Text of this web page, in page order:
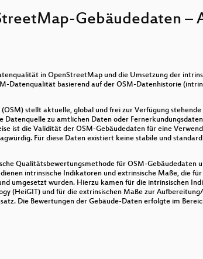
Umwelt- und Klimainformationen
Höllenhund
API - Features
Gebäudedaten –
in OpenStreetMap und die Umsetzung der
Datenqualität basierend auf der OSM-Datenhistorie
stellt aktuelle, global und frei zur Verfügung
Datenquelle zu amtlichen Daten oder
ist die Validität der OSM-Gebäudedaten für eine
Für diese Daten existiert keine stabile und
Qualitätsbewertungsmethode für OSM-Gebäudedaten
intrinsische Indikatoren und extrinsische Maße, die
umgesetzt wurden. Hierzu kamen für die intrinsischen
(HeiGIT) und für die extrinsischen Maße zur
Die Bewertungen der Gebäude-Daten erfolgte im